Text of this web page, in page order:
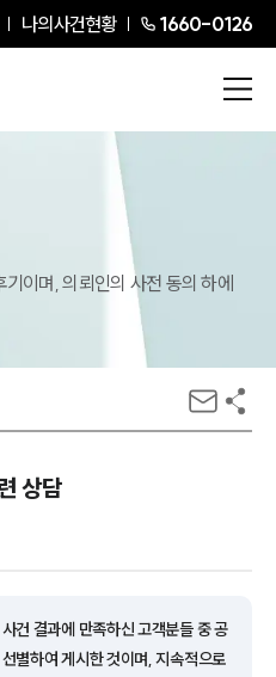
나의사건현황 1660-0126
이며, 의뢰인의 사전 동의 하에
상담
건 결과에 만족하신 고객분들 중 공
별하여 게시한 것이며, 지속적으로